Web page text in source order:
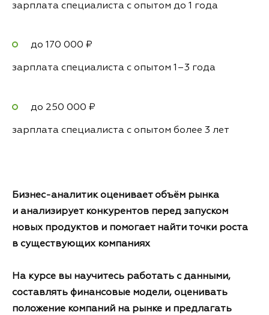
зарплата специалиста с опытом до 1 года
до 170 000 ₽
зарплата специалиста с опытом 1–3 года
до 250 000 ₽
зарплата специалиста с опытом более 3 лет
Бизнес-аналитик оценивает объём рынка
и анализирует конкурентов перед запуском
новых продуктов и помогает найти точки роста
в существующих компаниях
На курсе вы научитесь работать с данными,
составлять финансовые модели, оценивать
положение компаний на рынке и предлагать